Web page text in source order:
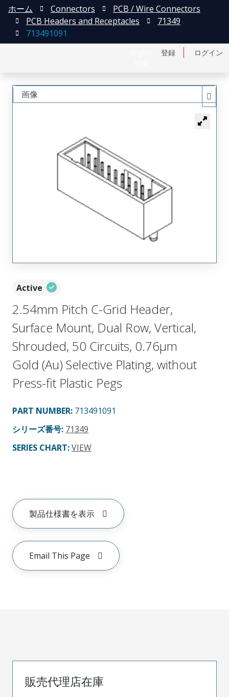
登録 ログイン
ホーム Connectors
PCB / Wire Connectors
PCB Headers and Receptacles
71349
713491091
Active
2.54mm Pitch C-Grid Header,
Surface Mount, Dual Row, Vertical,
Shrouded, 50 Circuits, 0.76µm
Gold (Au) Selective Plating, without
Press-fit Plastic Pegs
PART NUMBER: 713491091
シリーズ番号: 71349
SERIES CHART:VIEW
製品仕様書を表示
Email This Page
画像
販売代理店在庫